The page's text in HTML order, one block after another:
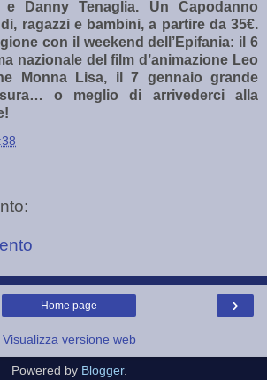
Danny Tenaglia. Un Capodanno
ragazzi e bambini, a partire da 35€.
con il weekend dell’Epifania: il 6
nazionale del film d’animazione Leo
Monna Lisa, il 7 gennaio grande
o meglio di arrivederci alla
›
Home page
Visualizza versione web
Powered by Blogger.